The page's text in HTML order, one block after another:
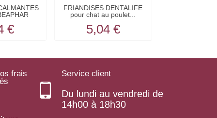
€
FRIANDISES DENTALIFE
pour chat au poulet...
5,04 €
frais
Service client
Du lundi au vendredi de
14h00 à 18h30